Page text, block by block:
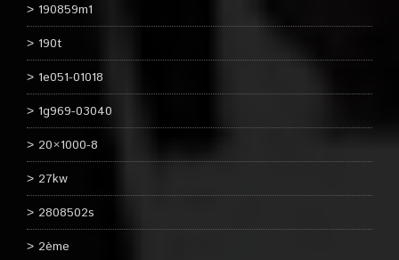
190859m1
190t
1e051-01018
1g969-03040
20×1000-8
27kw
2808502s
2ème